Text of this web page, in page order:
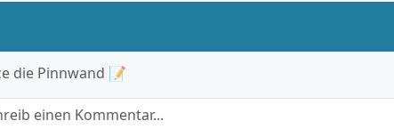
die Pinnwand 📝
einen Kommentar...